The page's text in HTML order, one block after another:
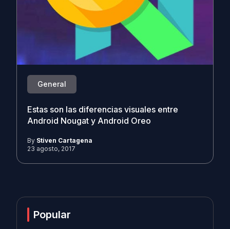
General
Estas son las diferencias visuales entre
Android Nougat y Android Oreo
By Stiven Cartagena
23 agosto, 2017
Popular